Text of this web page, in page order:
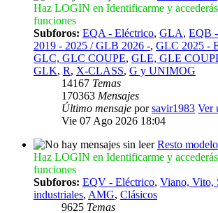
Haz LOGIN en Identificarme y
funciones
Subforos: EQA - Eléctrico, GLA, EQB
2019 - 2025 / GLB 2026 -, GLC 2025 -
GLC, GLC COUPE, GLE, GLE
GLK, R, X-CLASS, G y UNIMOG
14167 Temas
170363 Mensajes
Último mensaje porsavir1983 Ver
Vie 07 Ago 2026 18:04
Resto
Haz LOGIN en Identificarme y
funciones
Subforos: EQV - Eléctrico, Viano, Vito,
industriales, AMG, Clásicos
9625 Temas